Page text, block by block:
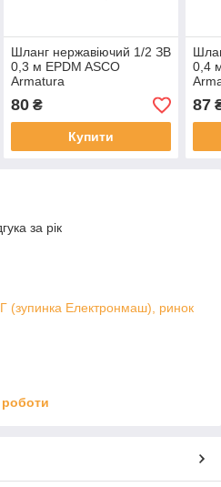
Шланг нержавіючий 1/2 ЗВ
0,3 м EPDM ASCO
Armatura
80₴
Купити
0,4
87
за рік
(зупинка Електронмаш), ринок
роботи